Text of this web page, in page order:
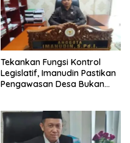
Tekankan Fungsi Kontrol
Legislatif, Imanudin Pastikan
Pengawasan Desa Bukan